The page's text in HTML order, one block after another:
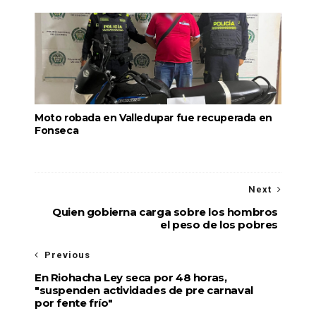
Moto robada en Valledupar fue recuperada en
Fonseca
Next
Quien gobierna carga sobre los hombros
el peso de los pobres
Previous
En Riohacha Ley seca por 48 horas,
"suspenden actividades de pre carnaval
por fente frío"